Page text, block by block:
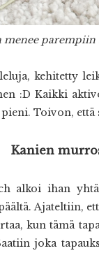
menee parempiin
kehitetty
:D Kaikki
Toivon, että
Kanien
alkoi ihan
Ajateltiin,
kun tämä
joka